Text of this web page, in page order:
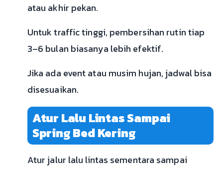
atau akhir pekan.
Untuk traffic tinggi, pembersihan rutin tiap
3–6 bulan biasanya lebih efektif.
Jika ada event atau musim hujan, jadwal bisa
disesuaikan.
Atur Lalu Lintas Sampai
Spring Bed Kering
Atur jalur lalu lintas sementara sampai